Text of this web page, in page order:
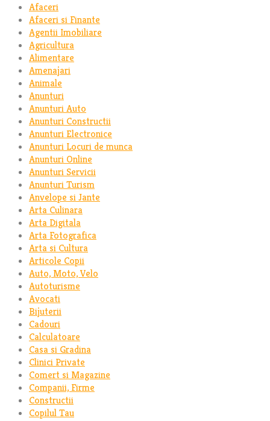
Afaceri
Afaceri si Finante
Agentii Imobiliare
Agricultura
Alimentare
Amenajari
Animale
Anunturi
Anunturi Auto
Anunturi Constructii
Anunturi Electronice
Anunturi Locuri de munca
Anunturi Online
Anunturi Servicii
Anunturi Turism
Anvelope si Jante
Arta Culinara
Arta Digitala
Arta Fotografica
Arta si Cultura
Articole Copii
Auto, Moto, Velo
Autoturisme
Avocati
Bijuterii
Cadouri
Calculatoare
Casa si Gradina
Clinici Private
Comert si Magazine
Companii, Firme
Constructii
Copilul Tau